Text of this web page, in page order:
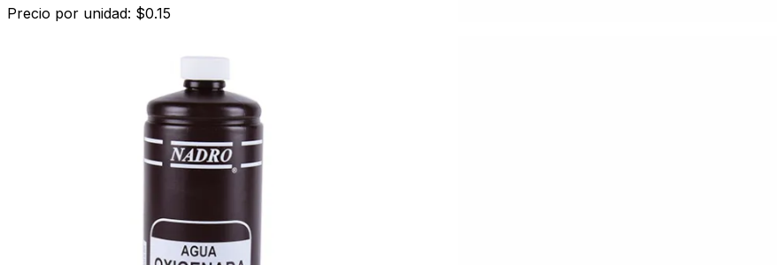
Precio por unidad: $0.15